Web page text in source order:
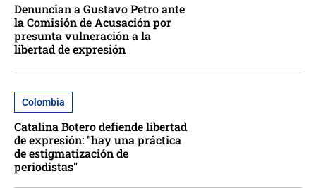
Denuncian a Gustavo Petro ante
la Comisión de Acusación por
presunta vulneración a la
libertad de expresión
Colombia
Catalina Botero defiende libertad
de expresión: "hay una práctica
de estigmatización de
periodistas"